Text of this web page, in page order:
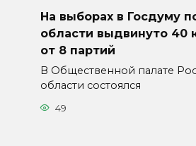
На выборах в Госдуму
области выдвинуто 40
от 8 партий
В Общественной палате
области состоялся
49